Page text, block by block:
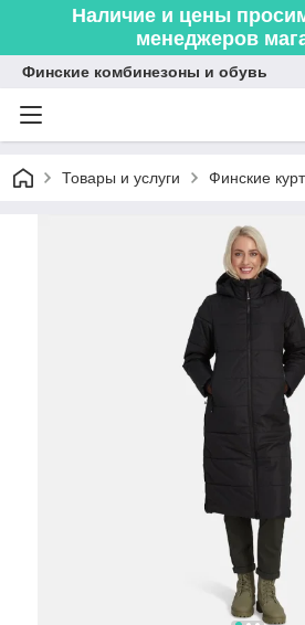
Наличие и цены
менеджеров
Финские комбинезоны и обувь
Товары и услуги Финские